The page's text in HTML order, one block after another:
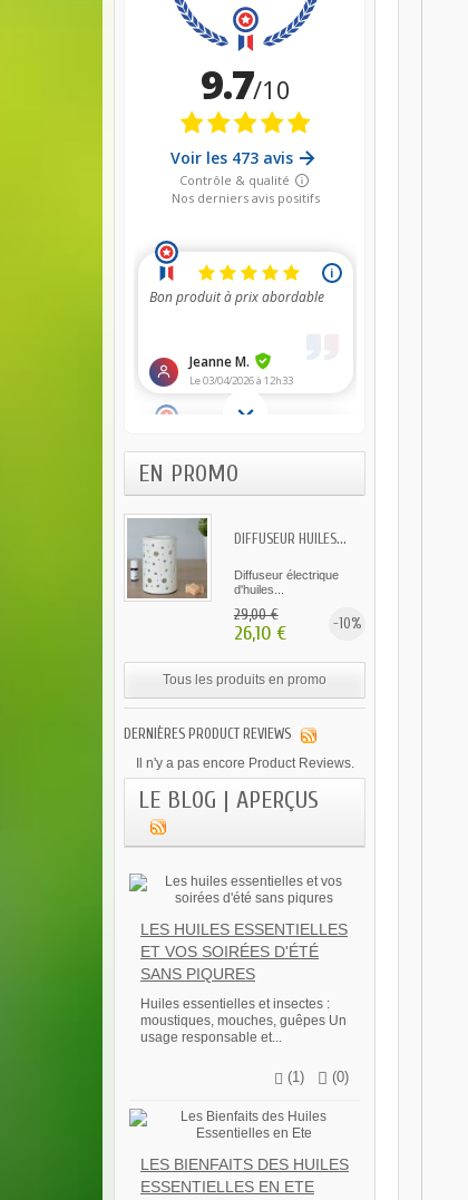
EN PROMO
DIFFUSEUR HUILES...
Diffuseur électrique
d'huiles...
29,00 € -10%
26,10 €
Tous les produits en promo
DERNIÈRES PRODUCT REVIEWS
Il n'y a pas encore Product Reviews.
LE BLOG | APERÇUS
LES HUILES ESSENTIELLES
ET VOS SOIRÉES D'ÉTÉ
SANS PIQURES
Huiles essentielles et insectes :
moustiques, mouches, guêpes Un
usage responsable et...
(1) (0)
LES BIENFAITS DES HUILES
ESSENTIELLES EN ETE